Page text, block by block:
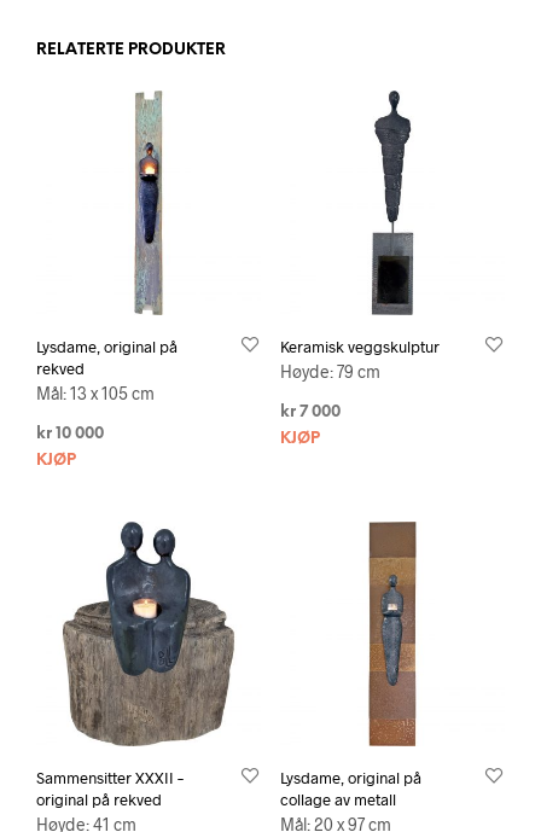
RELATERTE PRODUKTER
Lysdame, original på
rekved
Mål: 13 x 105 cm
kr 10 000
KJØP
Keramisk veggskulptur
Høyde: 79 cm
kr7 000
KJØP
Sammensitter XXXII –
original på rekved
Høyde: 41 cm
Lysdame, original på
collage av metall
Mål: 20 x 97 cm